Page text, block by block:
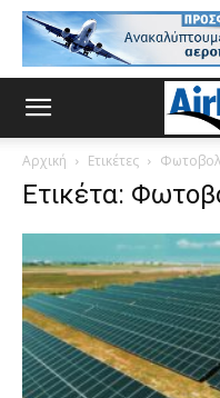
Αρχική Ετικέτες
Ετικέτα: